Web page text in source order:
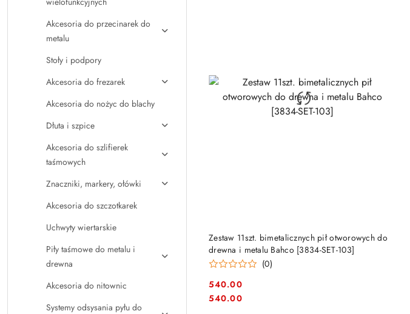
Akcesoria do przecinarek do
metalu
Stoły i podpory
Akcesoria do frezarek
Akcesoria do nożyc do blachy
Dłuta i szpice
Akcesoria do szlifierek
taśmowych
Znaczniki, markery, ołówki
Akcesoria do szczotkarek
Uchwyty wiertarskie
Piły taśmowe do metalu i
drewna
Akcesoria do nitownic
Systemy odsysania pyłu do
Zestaw 11szt. bimetalicznych pił otworowych do
drewna i metalu Bahco [3834-SET-103]
(0)
Cena:
540.00
Cena:
540.00
PRODUKT NIEDOSTĘPNY